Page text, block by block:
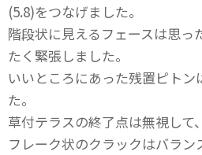
(5.8)をつなげました。
階段状に見えるフェースは思っ
たく緊張しました。
いいところにあった残置ピトン
た。
草付テラスの終了点は無視して
フレーク状のクラックはバラ